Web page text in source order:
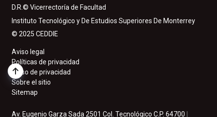
D.R.© Vicerrectoría de Facultad
Instituto Tecnológico y De Estudios Superiores De Monterrey
© 2025 CEDDIE
Aviso legal
Políticas de privacidad
Aviso de privacidad
Sobre el sitio
Sitemap
Av. Eugenio Garza Sada 2501 Col. Tecnológico C.P. 64700